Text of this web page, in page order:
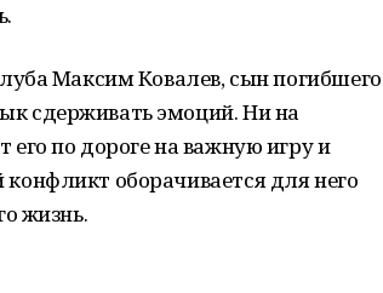
Максим Ковалев, сын погибшего
сдерживать эмоций. Ни на
по дороге на важную игру и
оборачивается для него
жизнь.